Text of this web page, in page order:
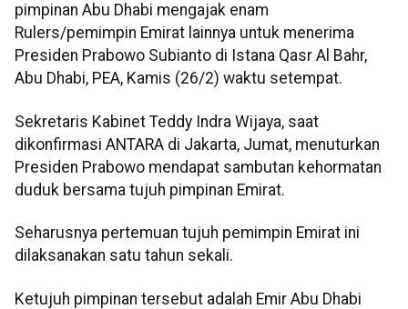
pimpinan Abu Dhabi mengajak enam
Rulers/pemimpin Emirat lainnya untuk menerima
Presiden Prabowo Subianto di Istana Qasr Al Bahr,
Abu Dhabi, PEA, Kamis (26/2) waktu setempat.
Sekretaris Kabinet Teddy Indra Wijaya, saat
dikonfirmasi ANTARA di Jakarta, Jumat, menuturkan
Presiden Prabowo mendapat sambutan kehormatan
duduk bersama tujuh pimpinan Emirat.
Seharusnya pertemuan tujuh pemimpin Emirat ini
dilaksanakan satu tahun sekali.
Ketujuh pimpinan tersebut adalah Emir Abu Dhabi